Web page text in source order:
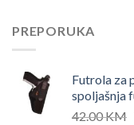
PREPORUKA
Futrola za
spoljašnja
42.00KM